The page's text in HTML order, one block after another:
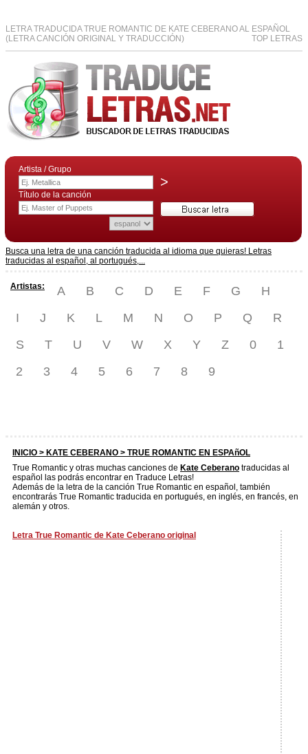
LETRA TRADUCIDA TRUE ROMANTIC DE KATE CEBERANO AL ESPAÑOL
(LETRA CANCIÓN ORIGINAL Y TRADUCCIÓN)
TOP LETRAS
Artista / Grupo
>
Título de la canción
Busca una letra de una canción traducida al idioma que quieras! Letras
traducidas al español, al portugués,...
Artistas: A B C D E F G
H
I
J K L M N O P Q
R
S
T U V W X Y Z 0
1
2
3 4 5 6 7 8 9
INICIO > KATE CEBERANO > TRUE ROMANTIC EN ESPAñOL
True Romantic y otras muchas canciones de Kate Ceberano traducidas al
español las podrás encontrar en Traduce Letras!
Además de la letra de la canción True Romantic en español, también
encontrarás True Romantic traducida en portugués, en inglés, en francés, en
alemán y otros.
Letra True Romantic de Kate Ceberano original